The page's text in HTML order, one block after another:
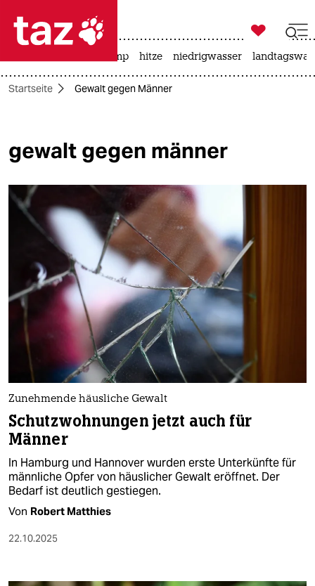
 taz zahl ich
taz zahl ich
politik
öko
gesellschaft
sport
berlin
nord
wahrheit
verlag
verlag
veranstaltungen
shop
abo

taz zahl ich
usa unter trump hitze niedrigwasser
Startseite Gewalt gegen Männer
gewalt gegen männer
Zunehmende häusliche Gewalt
Schutzwohnungen jetzt auch für
Männer
In Hamburg und Hannover wurden erste Unterkünfte für
männliche Opfer von häuslicher Gewalt eröffnet. Der
Bedarf ist deutlich gestiegen.
Von Robert Matthies
22.10.2025